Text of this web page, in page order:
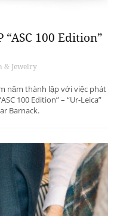
“ASC 100 Edition”
& Jewelry
năm thành lập với việc phát
100 Edition” – “Ur-Leica”
Barnack.